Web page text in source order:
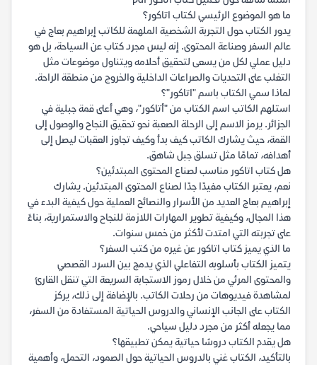
ما هو الموضوع الرئيسي لكتاب اتاكور؟
يدور الكتاب حول التجربة الشخصية الملهمة للكاتب إبراهيم بعاج في
عالم السفر وصناعة المحتوى. إنه ليس مجرد كتاب عن السياحة، بل هو
دليل عملي لكل من يسعى لتحقيق أحلامه ويتناول موضوعات مثل
التغلب على التحديات والصراعات الداخلية والخروج من منطقة الراحة.
لماذا سمي الكتاب باسم "اتاكور"؟
استلهم الكاتب اسم الكتاب من "أتاكور"، وهي أعلى قمة جبلية في
الجزائر. يرمز الاسم إلى الرحلة الصعبة نحو تحقيق النجاح والوصول إلى
القمة، حيث يشارك الكاتب كيف بدأ وكيف تجاوز العقبات ليصل إلى
أهدافه، تمامًا مثل تسلق جبل شاهق.
هل كتاب اتاكور مناسب لصناع المحتوى المبتدئين؟
نعم، يعتبر الكتاب مفيدًا جدًا لصناع المحتوى المبتدئين. يشارك
إبراهيم بعاج العديد من الأسرار والنصائح العملية حول كيفية البدء في
هذا المجال، وكيفية تطوير المهارات اللازمة للنجاح والاستمرارية، بناءً
على تجربته التي امتدت لأكثر من خمس سنوات.
ما الذي يميز كتاب اتاكور عن غيره من كتب السفر؟
يتميز الكتاب بأسلوبه التفاعلي الذي يدمج بين السرد القصصي
والمحتوى المرئي من خلال رموز الاستجابة السريعة التي تنقل القارئ
لمشاهدة فيديوهات من رحلات الكاتب. بالإضافة إلى ذلك، يركز
الكتاب على الجانب الإنساني والدروس الحياتية المستفادة من السفر،
مما يجعله أكثر من مجرد دليل سياحي.
هل يقدم الكتاب دروسًا حياتية يمكن تطبيقها؟
بالتأكيد، الكتاب غني بالدروس الحياتية حول الصمود، التحمل، وأهمية